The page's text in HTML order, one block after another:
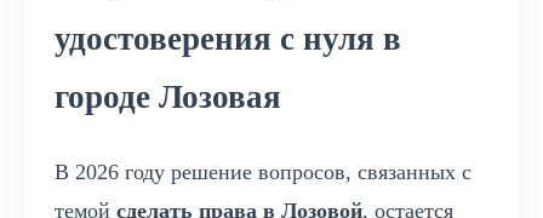
удостоверения с нуля в
городе Лозовая
В 2026 году решение вопросов, связанных с
темой сделать права в Лозовой, остается